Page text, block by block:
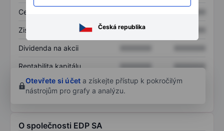
Česká republika
Cena/tržby
Zisk na akcii XXXXXXX
Dividenda na akcii
Rentabilita kapitálu XXXXXXX
XXXXXXX
Otevřete si účet a získejte přístup k pokročilým
nástrojům pro grafy a analýzu.
O společnosti EDP SA